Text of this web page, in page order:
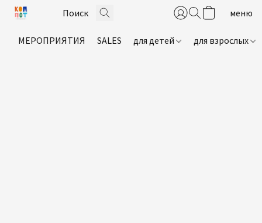
МЕРОПРИЯТИЯ SALES для детей для взрослых